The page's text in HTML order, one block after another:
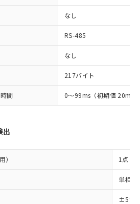
なし
RS-485
なし
217バイト
間 0～99ms（初期値 20ms）
出
） 1点
単相